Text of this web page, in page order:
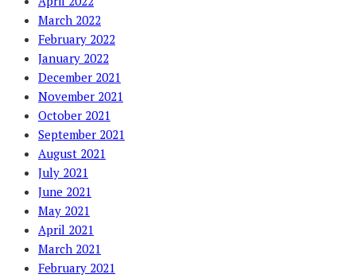
March 2022
February 2022
January 2022
December 2021
November 2021
October 2021
September 2021
August 2021
July 2021
June 2021
May 2021
April 2021
March 2021
February 2021